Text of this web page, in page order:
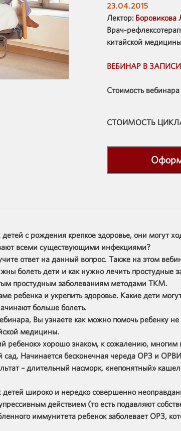
23.04.2015
Лектор: Боровикова
Врач-
китайской медицины
ВЕБИНАР В ЗАПИСИ
Стоимость
СТОИМОСТЬ
с рождения крепкое здоровье, они могут
всеми существующими инфекциями?
ответ на данный вопрос. Также на этом
болеть дети и как нужно лечить простудные
простудным заболеваниям методами ТКМ.
ребенка и укрепить здоровье. Какие дети
больше болеть.
Вы узнаете как можно помочь ребенку
медицины.
ребенок» хорошо знаком, к сожалению, многим
сад. Начинается бесконечная череда ОРЗ и
– длительный насморк, «непонятный»
широко и нередко совершенно
действием (то есть подавляют
иммунитета ребенок заболевает ОРЗ,